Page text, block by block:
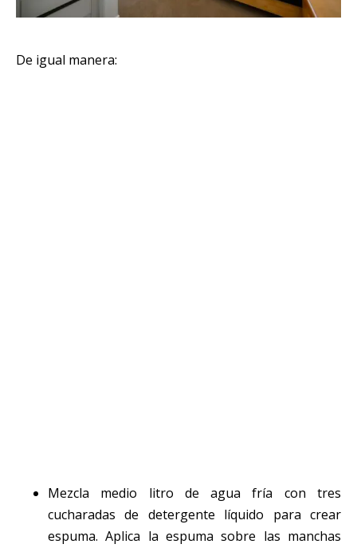
De igual manera:
Mezcla medio litro de agua fría con tres
cucharadas de detergente líquido para crear
espuma. Aplica la espuma sobre las manchas